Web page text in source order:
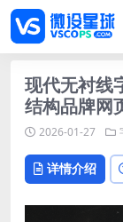
现代无衬线
结构品牌网
2026-01-27
详情介绍